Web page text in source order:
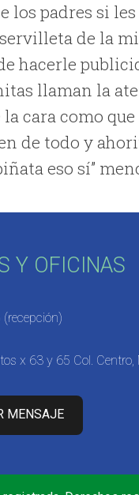
los padres si
de la
hacerle
llaman la
cara como
de todo y
eso sí”
Y OFICINAS
(recepción)
x 63 y 65 Col. Centro,
MENSAJE